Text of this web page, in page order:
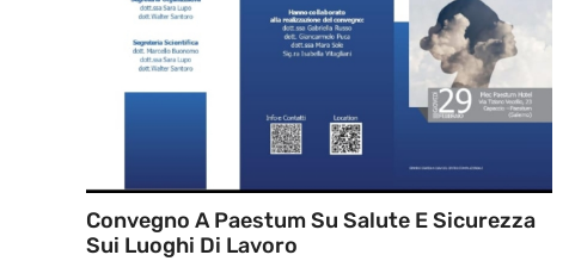
Convegno A Paestum Su Salute E Sicurezza
Sui Luoghi Di Lavoro